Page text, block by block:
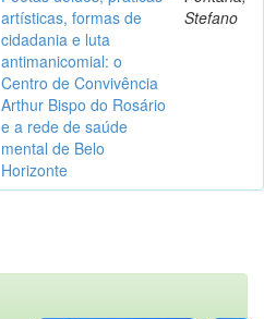
artísticas, formas de
cidadania e luta
antimanicomial: o
Centro de Convivência
Arthur Bispo do Rosário
e a rede de saúde
mental de Belo
Horizonte
Stefano